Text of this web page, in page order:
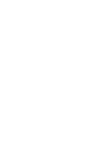
Absprache entschieden